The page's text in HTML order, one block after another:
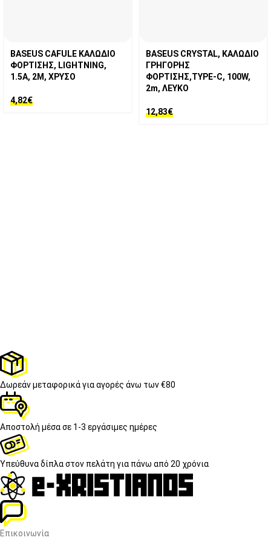
BASEUS CAFULE ΚΑΛΩΔΙΟ
ΦΟΡΤΙΣΗΣ, LIGHTNING,
1.5A, 2M, ΧΡΥΣΟ
4,82€
BASEUS CRYSTAL, ΚΑΛΩΔΙΟ
ΓΡΗΓΟΡΗΣ
ΦΟΡΤΙΣΗΣ,TYPE-C, 100W,
2m, ΛΕΥΚΟ
12,83€
Δωρεάν μεταφορικάγια αγορές άνω των €80
Αποστολή μέσα σε 1-3 εργάσιμες ημέρες
Υπεύθυνα δίπλα στον πελάτη για πάνω από 20 χρόνια
Επικοινωνία